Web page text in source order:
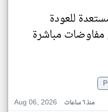
للعودة
مفاوضات مباشرة
Aug 06, 2026
منذ ٦ ساعات